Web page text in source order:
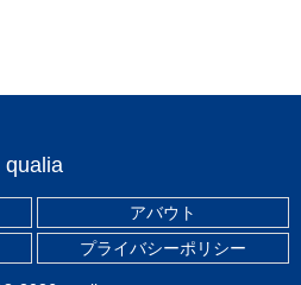
qualia
アバウト
プライバシーポリシー